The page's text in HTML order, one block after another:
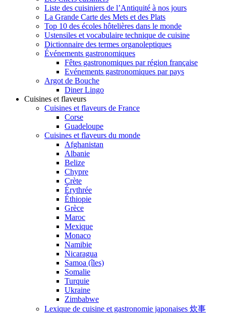
Liste des cuisiniers de l’Antiquité à nos jours
La Grande Carte des Mets et des Plats
Top 10 des écoles hôtelières dans le monde
Ustensiles et vocabulaire technique de cuisine
Dictionnaire des termes organoleptiques
Événements gastronomiques
Fêtes gastronomiques par région française
Evénements gastronomiques par pays
Argot de Bouche
Diner Lingo
Cuisines et flaveurs
Cuisines et flaveurs de France
Corse
Guadeloupe
Cuisines et flaveurs du monde
Afghanistan
Albanie
Belize
Chypre
Crète
Érythrée
Éthiopie
Grèce
Maroc
Mexique
Monaco
Namibie
Nicaragua
Samoa (îles)
Somalie
Turquie
Ukraine
Zimbabwe
Lexique de cuisine et gastronomie japonaises 炊事